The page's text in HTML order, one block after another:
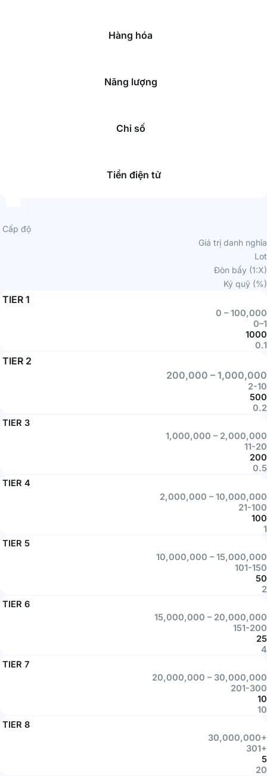
Hàng hóa
Năng lượng
Chỉ số
Tiền điện tử
Cấp độ
Giá trị danh nghĩa
Lot
Đòn bẩy (1:X)
Ký quỹ (%)
TIER 1
0 – 100,000
0–1
1000
0.1
TIER 2
200,000 – 1,000,000
2-10
500
0.2
TIER 3
1,000,000 – 2,000,000
11-20
200
0.5
TIER 4
2,000,000 – 10,000,000
21-100
100
1
TIER 5
10,000,000 – 15,000,000
101-150
50
2
TIER 6
15,000,000 – 20,000,000
151-200
25
4
TIER 7
20,000,000 – 30,000,000
201-300
10
10
TIER 8
30,000,000+
301+
5
20